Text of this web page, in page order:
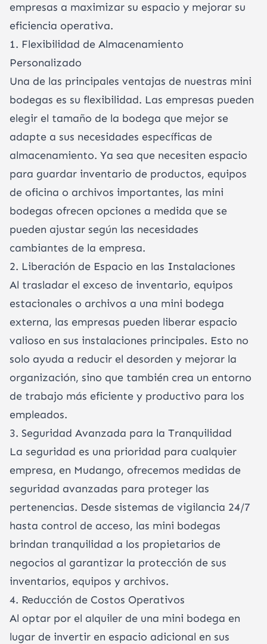
empresas a maximizar su espacio y mejorar su
eficiencia operativa.
1. Flexibilidad de Almacenamiento
Personalizado
Una de las principales ventajas de nuestras mini
bodegas es su flexibilidad. Las empresas pueden
elegir el tamaño de la bodega que mejor se
adapte a sus necesidades específicas de
almacenamiento. Ya sea que necesiten espacio
para guardar inventario de productos, equipos
de oficina o archivos importantes, las mini
bodegas ofrecen opciones a medida que se
pueden ajustar según las necesidades
cambiantes de la empresa.
2. Liberación de Espacio en las Instalaciones
Al trasladar el exceso de inventario, equipos
estacionales o archivos a una mini bodega
externa, las empresas pueden liberar espacio
valioso en sus instalaciones principales. Esto no
solo ayuda a reducir el desorden y mejorar la
organización, sino que también crea un entorno
de trabajo más eficiente y productivo para los
empleados.
3. Seguridad Avanzada para la Tranquilidad
La seguridad es una prioridad para cualquier
empresa, en Mudango, ofrecemos medidas de
seguridad avanzadas para proteger las
pertenencias. Desde sistemas de vigilancia 24/7
hasta control de acceso, las mini bodegas
brindan tranquilidad a los propietarios de
negocios al garantizar la protección de sus
inventarios, equipos y archivos.
4. Reducción de Costos Operativos
Al optar por el alquiler de una mini bodega en
lugar de invertir en espacio adicional en sus